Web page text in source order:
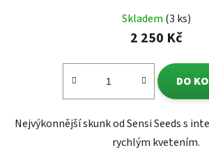
Skladem (3 ks)
2 250 Kč
DO
Nejvýkonnější skunk od Sensi Seeds s
rychlým kvetením.